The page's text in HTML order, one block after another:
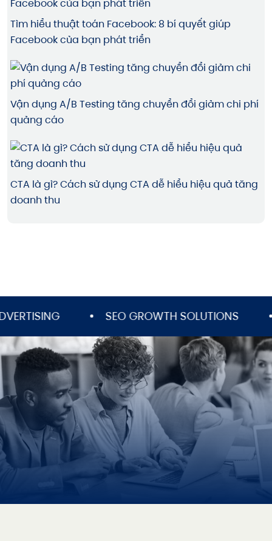
Tìm hiểu thuật toán Facebook: 8 bí quyết giúp
Facebook của bạn phát triển
Vận dụng A/B Testing tăng chuyển đổi giảm chi phí
quảng cáo
CTA là gì? Cách sử dụng CTA dễ hiểu hiệu quả tăng
doanh thu
SEO GROWTH SOLUTIONS